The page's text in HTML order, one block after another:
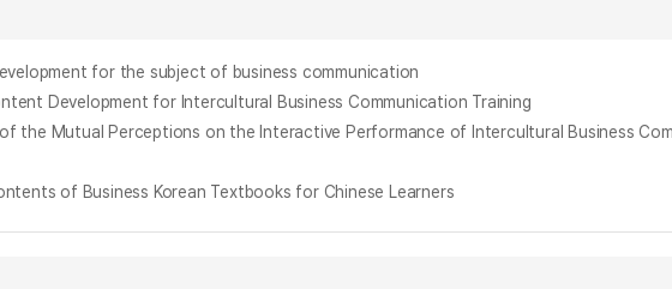
development for the subject of business communication
content Development for Intercultural Business Communication Training
Contents of Business Korean Textbooks for Chinese Learners